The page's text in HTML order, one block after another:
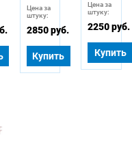
Цена за
штуку:
2850 руб.
Купить
Цена за
штуку:
2250 руб.
Купить